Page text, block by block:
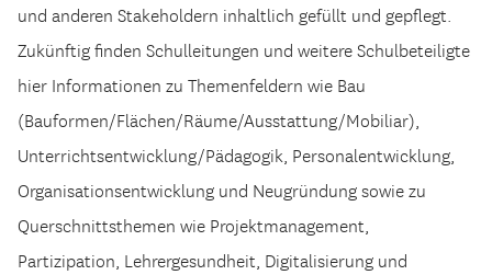
und anderen Stakeholdern inhaltlich gefüllt und gepflegt.
Zukünftig finden Schulleitungen und weitere Schulbeteiligte
hier Informationen zu Themenfeldern wie Bau
(Bauformen/Flächen/Räume/Ausstattung/Mobiliar),
Unterrichtsentwicklung/Pädagogik, Personalentwicklung,
Organisationsentwicklung und Neugründung sowie zu
Querschnittsthemen wie Projektmanagement,
Partizipation, Lehrergesundheit, Digitalisierung und